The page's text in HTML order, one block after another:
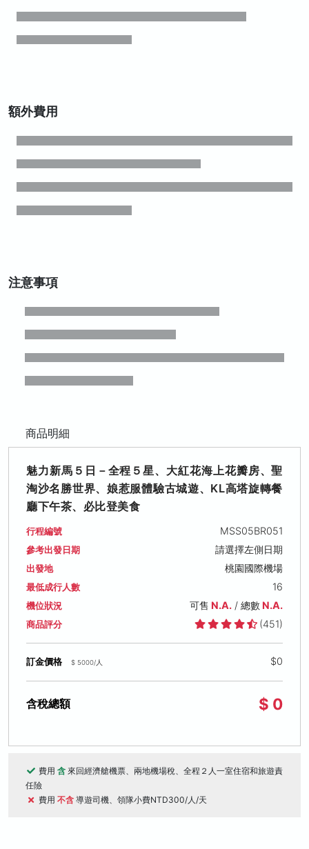
額外費用
注意事項
商品明細
魅力新馬５日－全程５星、大紅花海上花瓣房、聖
淘沙名勝世界、娘惹服體驗古城遊、KL高塔旋轉餐
廳下午茶、必比登美食
行程編號 MSS05BR051
參考出發日期 請選擇左側日期
出發地 桃園國際機場
最低成行人數 16
機位狀況 可售 N.A./ 總數N.A.
商品評分 (451)
訂金價格 $ 5000/人 $0
含稅總額 $ 0
費用 含 來回經濟艙機票、兩地機場稅、全程２人一室住宿和旅遊責
任險
費用 不含 導遊司機、領隊小費NTD300/人/天